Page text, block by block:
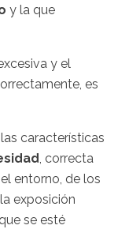
y la que
y el
es
características
, correcta
entorno, de los
exposición
se esté